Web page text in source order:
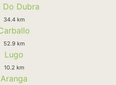
Do Dubra
34.4 km
52.9 km
Lugo
10.2 km
Aranga